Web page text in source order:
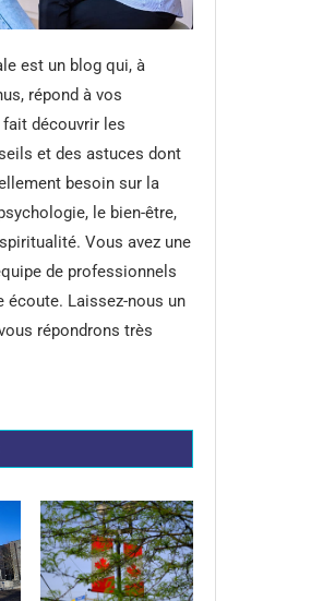
est un blog qui, à
répond à vos
découvrir les
et des astuces dont
besoin sur la
le bien-être,
Vous avez une
de professionnels
écoute. Laissez-nous un
répondrons très